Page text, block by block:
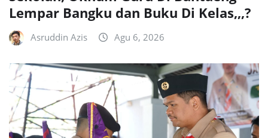
Lempar Bangku dan Buku Di Kelas,,,?
Asruddin Azis Agu 6, 2026